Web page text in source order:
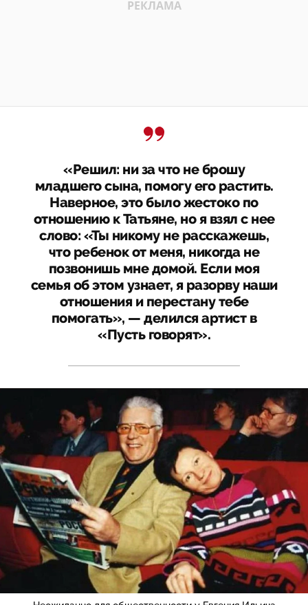
«Решил: ни за что не брошу
младшего сына, помогу его растить.
Наверное, это было жестоко по
отношению к Татьяне, но я взял с нее
слово: «Ты никому не расскажешь,
что ребенок от меня, никогда не
позвонишь мне домой. Если моя
семья об этом узнает, я разорву наши
отношения и перестану тебе
помогать», — делился артист в
«Пусть говорят».